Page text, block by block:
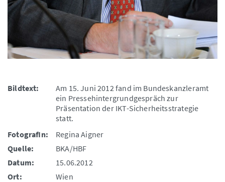
Bildtext:
Am 15. Juni 2012 fand im Bundeskanzleramt
ein Pressehintergrundgespräch zur
Präsentation der IKT-Sicherheitsstrategie
statt.
FotografIn:
Regina Aigner
Quelle:
BKA/HBF
Datum:
15.06.2012
Ort:
Wien